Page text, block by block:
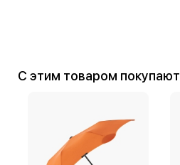
С этим товаром покупают